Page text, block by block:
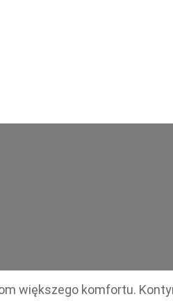
większego komfortu.